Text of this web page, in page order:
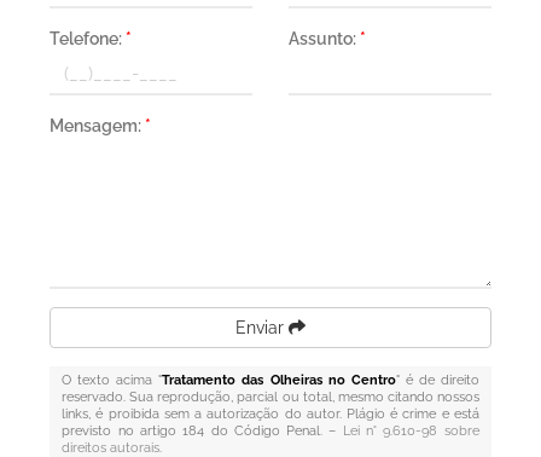
Telefone: * Assunto: *
Mensagem: *
Enviar
O texto acima "Tratamento das Olheiras no Centro" é de direito
reservado. Sua reprodução, parcial ou total, mesmo citando nossos
links, é proibida sem a autorização do autor. Plágio é crime e está
previsto no artigo 184 do Código Penal. – Lei n° 9.610-98 sobre
direitos autorais.